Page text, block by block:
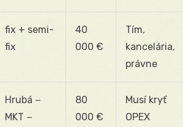
fix + semi-
fix
40
000 €
Tím,
kancelária,
právne
Hrubá −
MKT −
80
000 €
Musí kryť
OPEX